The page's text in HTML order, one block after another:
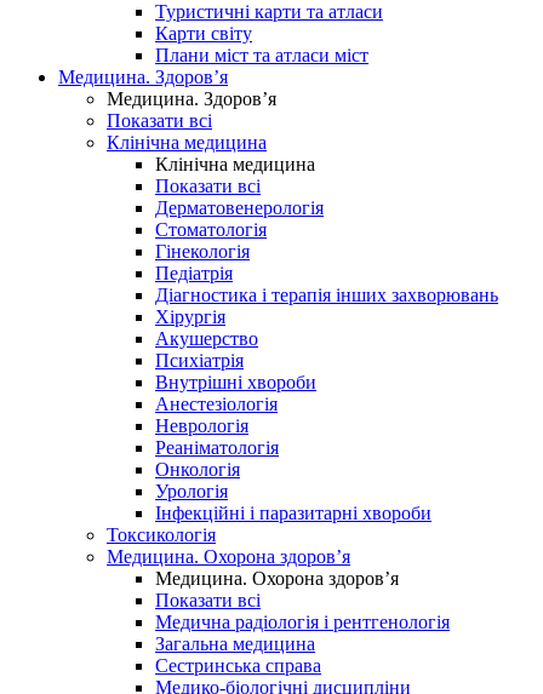
Туристичні карти та атласи
Карти світу
Плани міст та атласи міст
Медицина. Здоров’я
Медицина. Здоров’я
Показати всі
Клінічна медицина
Клінічна медицина
Показати всі
Дерматовенерологія
Стоматологія
Гінекологія
Педіатрія
Діагностика і терапія інших захворювань
Хірургія
Акушерство
Психіатрія
Внутрішні хвороби
Анестезіологія
Неврологія
Реаніматологія
Онкологія
Урологія
Інфекційні і паразитарні хвороби
Токсикологія
Медицина. Охорона здоров’я
Медицина. Охорона здоров’я
Показати всі
Медична радіологія і рентгенологія
Загальна медицина
Сестринська справа
Медико-біологічні дисципліни